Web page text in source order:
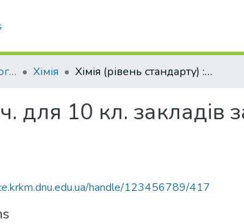
Предмети освітньої програми профільної середньої освіти Хімія Хімія (рівень стандарту) : підруч. для 10 кл. закладів загальної середньої освіти
для 10 кл. закладів
handle/123456789/417